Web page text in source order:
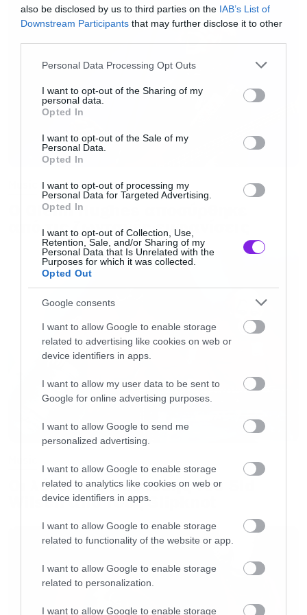
also be disclosed by us to third parties on the IAB’s List of
Downstream Participants that may further disclose it to other
Please note that this website/app uses one or more Google
not limited to your visit or usage behaviour. You may click to
grant or deny consent to Google and its third-party tags to
use your data for below specified purposes in below Google
consent section.
Personal Data Processing Opt Outs
I want to opt-out of the Sharing of my
personal data.
Opted In
I want to opt-out of the Sale of my
Personal Data.
Opted In
I want to opt-out of processing my
Personal Data for Targeted Advertising.
Opted In
I want to opt-out of Collection, Use,
Retention, Sale, and/or Sharing of my
Personal Data that Is Unrelated with the
Purposes for which it was collected.
Opted Out
Google consents
I want to allow Google to enable storage
related to advertising like cookies on web or
device identifiers in apps.
I want to allow my user data to be sent to
Google for online advertising purposes.
I want to allow Google to send me
personalized advertising.
I want to allow Google to enable storage
related to analytics like cookies on web or
device identifiers in apps.
I want to allow Google to enable storage
related to functionality of the website or app.
I want to allow Google to enable storage
related to personalization.
I want to allow Google to enable storage
Alexandra Palace (όπου πούλησαν 35.000
περιοδεία των Coldplay το 2022, όπου έπαιξαν
μουσικόφιλους, αλλά και η sold-out εμφάνισή
τους στην Ο2 Arena πριν από λίγες εβδομάδες.
Την Παρασκευή 11 Ιουλίου, θα έχουμε την
ευκαιρία να γιορτάσουμε την επιστροφή τους
στην Πλατεία Νερού και να απολαύσουμε
Reid σε αγαπημένα τραγούδια όπως τα
“Wasted My Young Years”, “Strong”, “Hey Now”,
“Californian Soil”, “Non Believer”, “Nightcall”,
“Big Picture”, “Oh Woman Oh Man”, “House, You
& I”, “Kind Of Man”, “Lose Your Head” και
πολλά ακόμα.
Follow London Grammar:
Official Website
Instagram
Ο Glenn Hughes αποσύρθηκε
από τις ζωντανές εμφανίσεις
Οι λόγοι της απόλυσης του Sid
Wilson από τους Slipknot